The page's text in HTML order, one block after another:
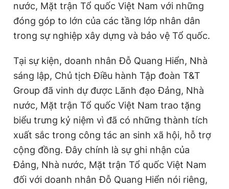
nước, Mặt trận Tổ quốc Việt Nam với những
đóng góp to lớn của các tầng lớp nhân dân
trong sự nghiệp xây dựng và bảo vệ Tổ quốc.
Tại sự kiện, doanh nhân Đỗ Quang Hiển, Nhà
sáng lập, Chủ tịch Điều hành Tập đoàn T&T
Group đã vinh dự được Lãnh đạo Đảng, Nhà
nước, Mặt trận Tổ quốc Việt Nam trao tặng
biểu trưng kỷ niệm vì đã có những thành tích
xuất sắc trong công tác an sinh xã hội, hỗ trợ
cộng đồng. Đây chính là sự ghi nhận của
Đảng, Nhà nước, Mặt trận Tổ quốc Việt Nam
đối với doanh nhân Đỗ Quang Hiển nói riêng,